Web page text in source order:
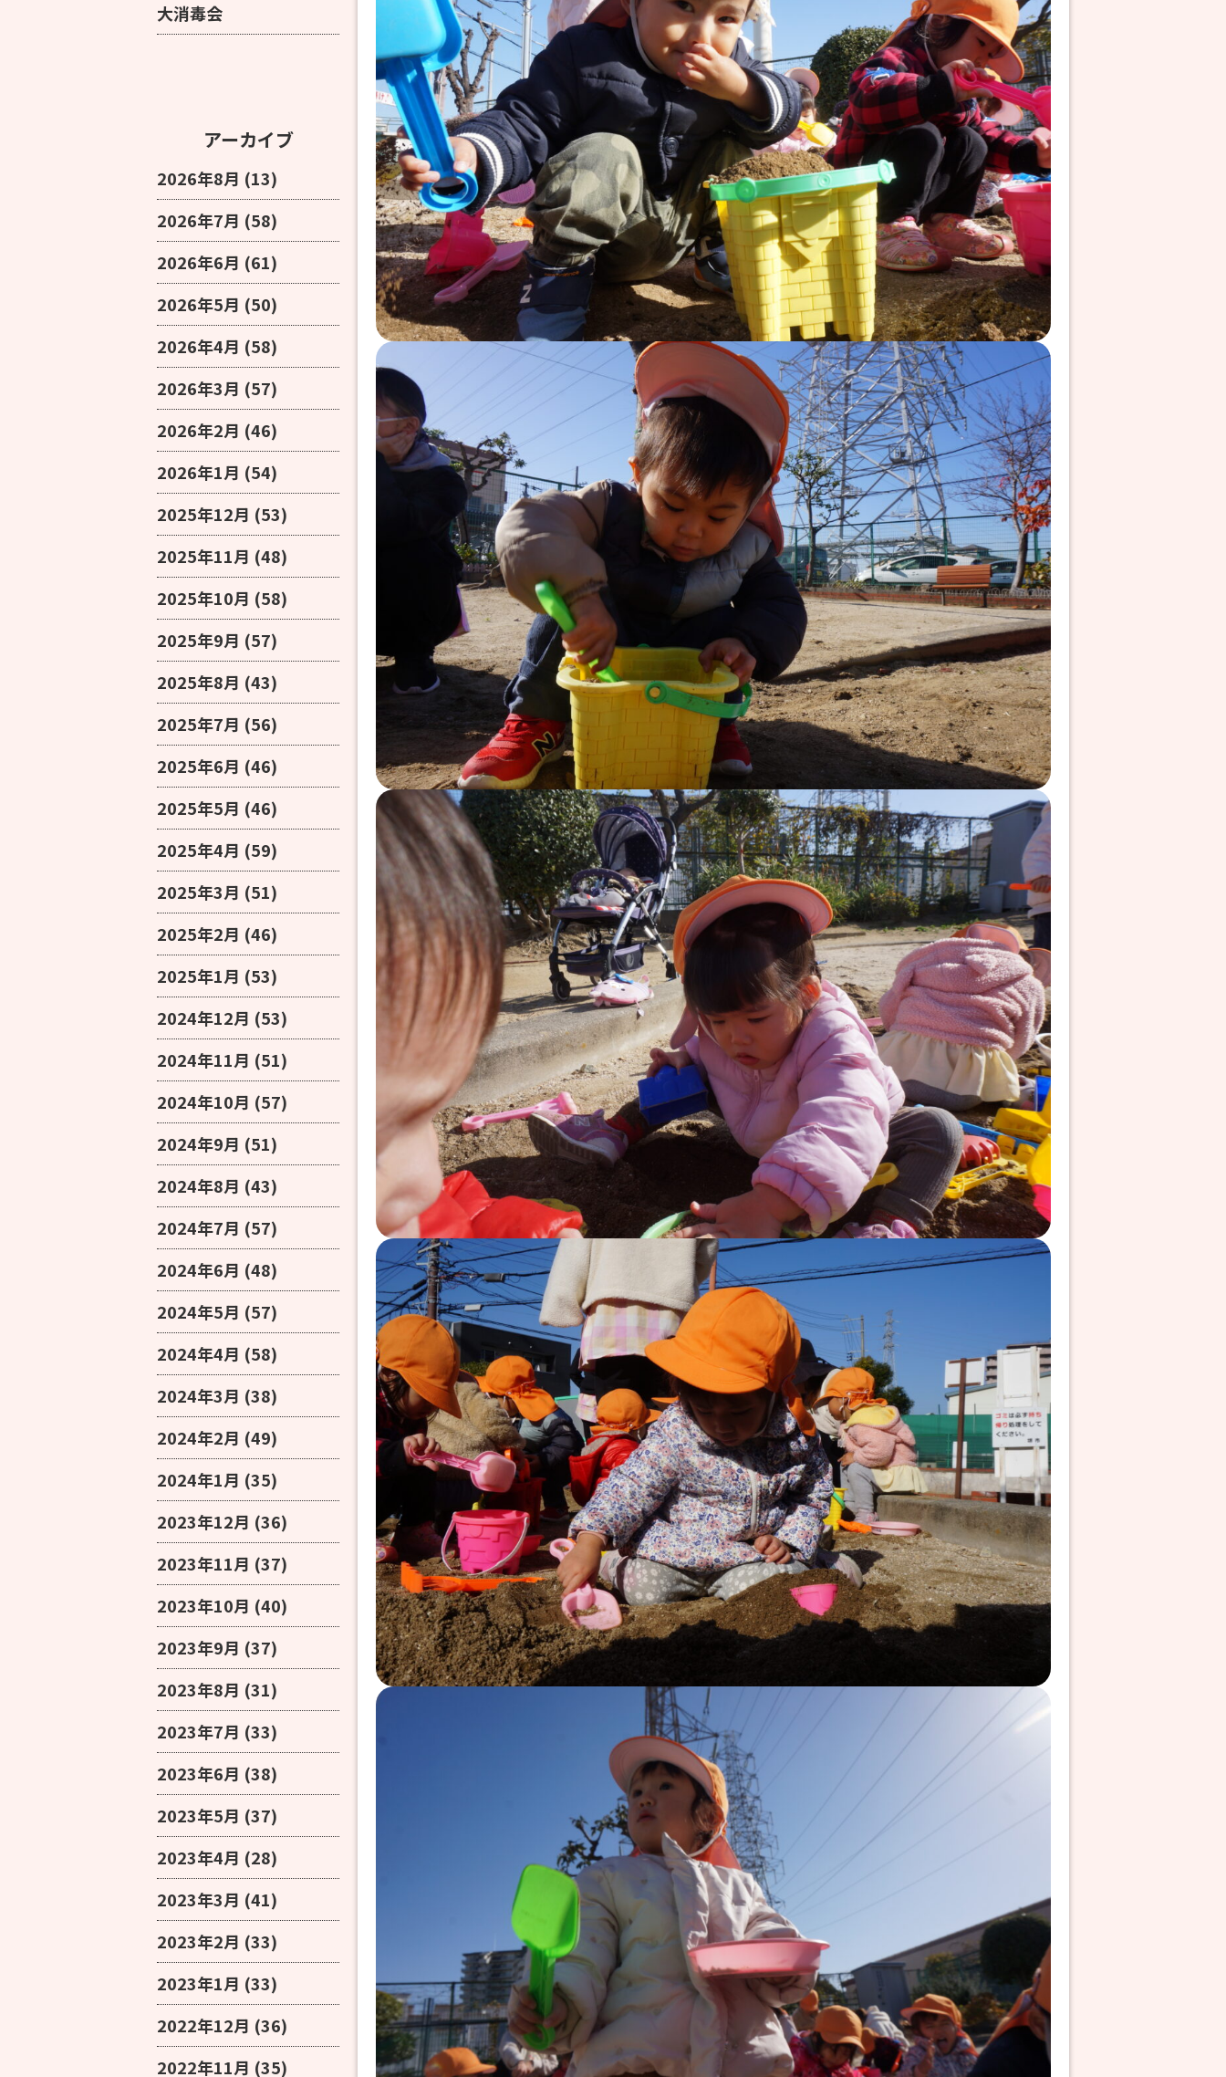
大消毒会
アーカイブ
2026年8月 (13)
2026年7月 (58)
2026年6月 (61)
2026年5月 (50)
2026年4月 (58)
2026年3月 (57)
2026年2月 (46)
2026年1月 (54)
2025年12月 (53)
2025年11月 (48)
2025年10月 (58)
2025年9月 (57)
2025年8月 (43)
2025年7月 (56)
2025年6月 (46)
2025年5月 (46)
2025年4月 (59)
2025年3月 (51)
2025年2月 (46)
2025年1月 (53)
2024年12月 (53)
2024年11月 (51)
2024年10月 (57)
2024年9月 (51)
2024年8月 (43)
2024年7月 (57)
2024年6月 (48)
2024年5月 (57)
2024年4月 (58)
2024年3月 (38)
2024年2月 (49)
2024年1月 (35)
2023年12月 (36)
2023年11月 (37)
2023年10月 (40)
2023年9月 (37)
2023年8月 (31)
2023年7月 (33)
2023年6月 (38)
2023年5月 (37)
2023年4月 (28)
2023年3月 (41)
2023年2月 (33)
2023年1月 (33)
2022年12月 (36)
2022年11月 (35)